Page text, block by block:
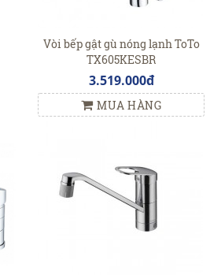
Vòi bếp gật gù nóng lạnh ToTo
TX605KESBR
3.519.000đ
MUA HÀNG